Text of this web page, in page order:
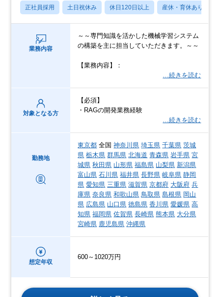
正社員採用 土日祝休み 休日120日以上 産休・育休あり
業務内容
～～専門知識を活かした機械学習システム
の構築を主に担当していただきます。～～
【業務内容】：
…続きを読む
対象となる方
【必須】
・RAGの開発業務経験
…続きを読む
勤務地
東京都 全国神奈川県 埼玉県 千葉県 茨城
県 栃木県 群馬県 北海道 青森県 岩手県 宮
城県 秋田県 山形県 福島県 山梨県 新潟県
富山県 石川県 福井県 長野県 岐阜県 静岡
県 愛知県 三重県 滋賀県 京都府 大阪府 兵
庫県 奈良県 和歌山県 鳥取県 島根県 岡山
県 広島県 山口県 徳島県 香川県 愛媛県 高
知県 福岡県 佐賀県 長崎県 熊本県 大分県
宮崎県 鹿児島県 沖縄県
想定年収
600～1020万円